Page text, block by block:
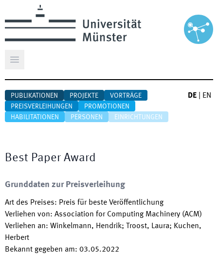
Hauptmenü öffnen
PUBLIKATIONEN PROJEKTE
VORTRÄGE
PREISVERLEIHUNGEN
PROMOTIONEN
HABILITATIONEN
PERSONEN EINRICHTUNGEN
DE EN
Best Paper Award
Grunddaten zur Preisverleihung
Art des Preises: Preis für beste Veröffentlichung
Verliehen von: Association for Computing Machinery (ACM)
Verliehen an: Winkelmann, Hendrik; Troost, Laura; Kuchen,
Herbert
Bekannt gegeben am: 03.05.2022